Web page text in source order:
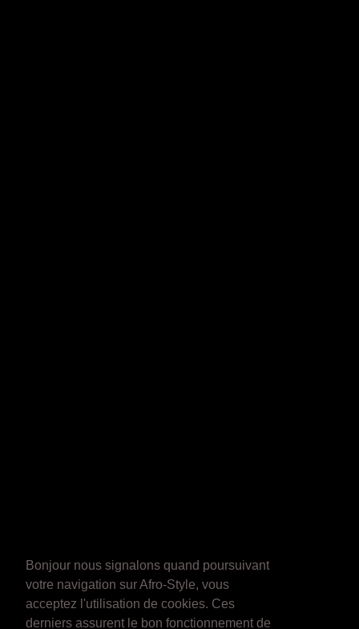
Bonjour nous signalons quand poursuivant
votre navigation sur Afro-Style, vous
acceptez l'utilisation de cookies. Ces
derniers assurent le bon fonctionnement de